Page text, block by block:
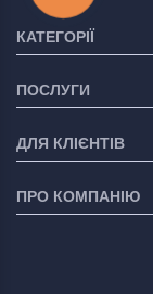
КАТЕГОРІЇ
ПОСЛУГИ
ДЛЯ КЛІЄНТІВ
ПРО КОМПАНІЮ